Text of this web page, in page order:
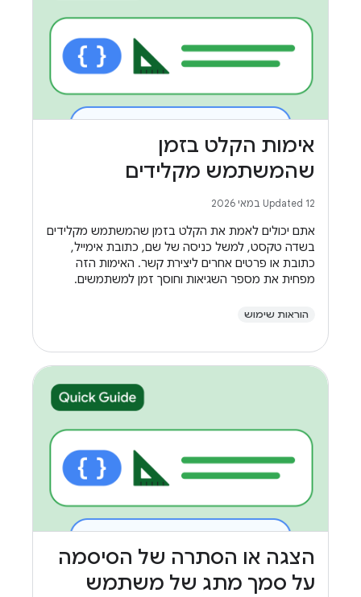
אימות הקלט בזמן
שהמשתמש מקלידים
Updated 12 במאי 2026
אתם יכולים לאמת את הקלט בזמן שהמשתמש מקלידים
בשדה טקסט, למשל כניסה של שם, כתובת אימייל,
כתובת או פרטים אחרים ליצירת קשר. האימות הזה
מפחית את מספר השגיאות וחוסך זמן למשתמשים.
הוראות שימוש
הצגה או הסתרה של הסיסמה
על סמך מתג של משתמש